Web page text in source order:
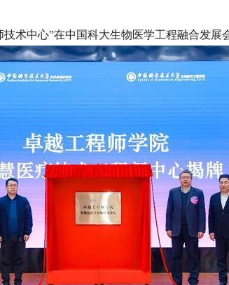
术中心”在中国科大生物医学工程融合发展